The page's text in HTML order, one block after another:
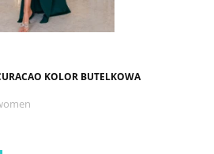
KOLOR BUTELKOWA